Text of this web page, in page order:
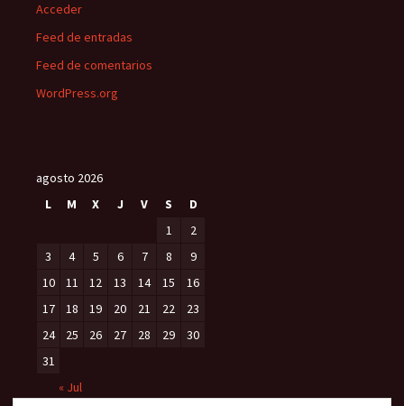
Acceder
Feed de entradas
Feed de comentarios
WordPress.org
agosto 2026
L
M X J V S
D
1
2
3
4 5 6 7 8
9
10
11 12 13 14 15
16
17
18 19 20 21 22
23
24
25 26 27 28 29
30
31
« Jul